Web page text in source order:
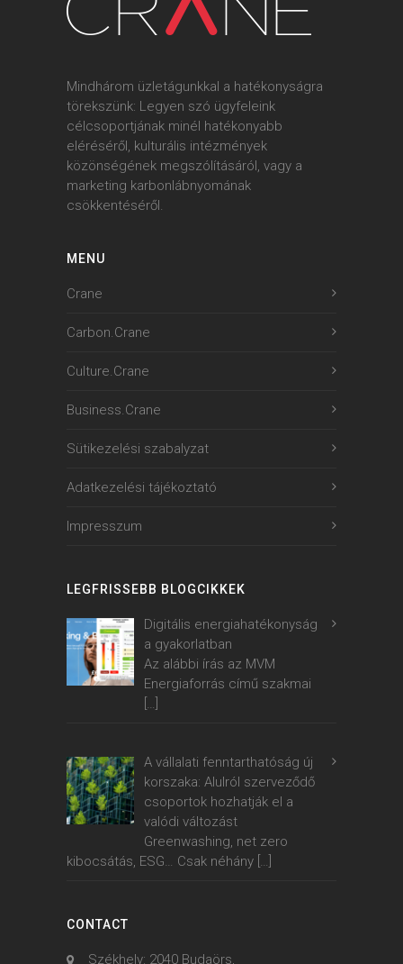
Mindhárom üzletágunkkal a hatékonyságra
törekszünk: Legyen szó ügyfeleink
célcsoportjának minél hatékonyabb
eléréséről, kulturális intézmények
közönségének megszólításáról, vagy a
marketing karbonlábnyomának
csökkentéséről.
MENU
Crane
Carbon.Crane
Culture.Crane
Business.Crane
Sütikezelési szabalyzat
Adatkezelési tájékoztató
Impresszum
LEGFRISSEBB BLOGCIKKEK
Digitális energiahatékonyság
a gyakorlatban
Az alábbi írás az MVM
Energiaforrás című szakmai
A vállalati fenntarthatóság új
korszaka: Alulról szerveződő
csoportok hozhatják el a
valódi változást
Greenwashing, net zero
kibocsátás, ESG… Csak néhány […]
CONTACT
Székhely: 2040 Budaörs,